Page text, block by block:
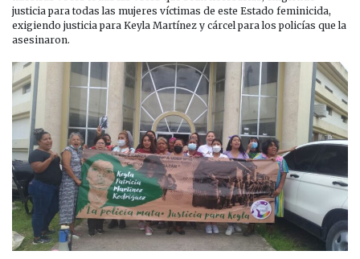
justicia para todas las mujeres víctimas de este Estado feminicida,
exigiendo justicia para Keyla Martínez y cárcel para los policías que la
asesinaron.